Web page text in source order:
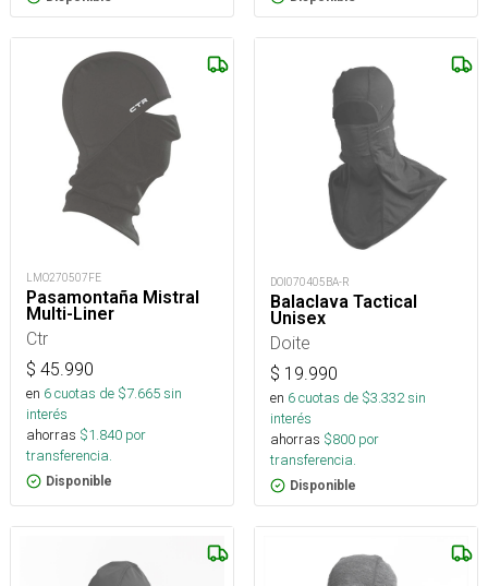
LMO270507FE
Pasamontaña Mistral
Multi-Liner
Ctr
$ 45.990
en 6cuotas de $7.665sin
interés
ahorras $1.840 por
transferencia.
Disponible
DOI070405BA-R
Balaclava Tactical
Unisex
Doite
$ 19.990
en 6cuotas de $3.332sin
interés
ahorras $800 por
transferencia.
Disponible